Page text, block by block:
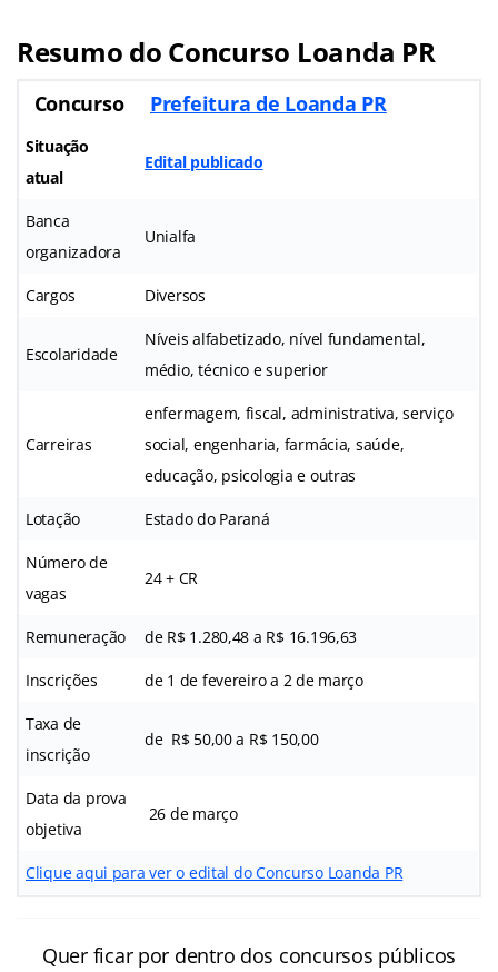
Resumo do Concurso Loanda PR
Concurso Prefeitura de Loanda PR
Situação
atual
Edital publicado
Banca
organizadora
Unialfa
Cargos Diversos
Escolaridade
Níveis alfabetizado, nível fundamental,
médio, técnico e superior
Carreiras
enfermagem, fiscal, administrativa, serviço
social, engenharia, farmácia, saúde,
educação, psicologia e outras
Lotação Estado do Paraná
Número de
vagas
24 + CR
Remuneração de R$ 1.280,48 a R$ 16.196,63
Inscrições de 1 de fevereiro a 2 de março
Taxa de
inscrição
de R$ 50,00 a R$ 150,00
Data da prova
objetiva
26 de março
Clique aqui para ver o edital do Concurso Loanda PR
Quer ficar por dentro dos concursos públicos